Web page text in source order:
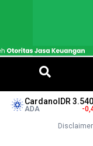
IDR 3.540,00
Disclaimer